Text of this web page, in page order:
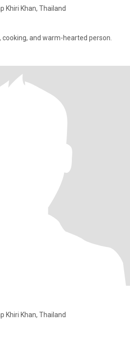
Khiri Khan, Thailand
cooking, and warm-hearted person.
Khiri Khan, Thailand